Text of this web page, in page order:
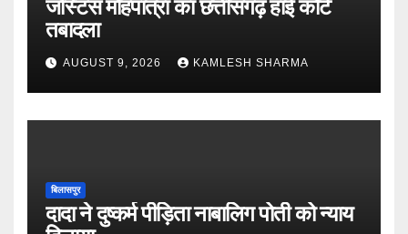
जस्टिस मोहपात्रा का छत्तीसगढ़ हाई कोर्ट
तबादला
AUGUST 9, 2026 KAMLESH SHARMA
बिलासपुर
दादा ने दुष्कर्म पीड़िता नाबालिग पोती को न्याय